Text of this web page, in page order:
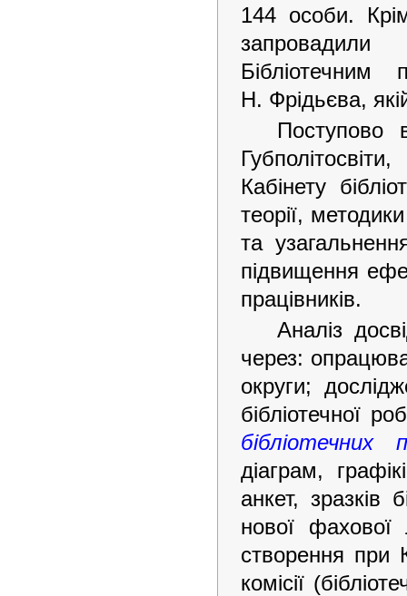
144 особи.
запровадили
Бібліотечним
Н. Фрідьєва,
Поступово
Кабінету
теорії,
та
підвищення
працівників.
Аналіз
через:
округи;
бібліотечної
бібліотечних
діаграм,
анкет, зразків
нової
створення при
комісії